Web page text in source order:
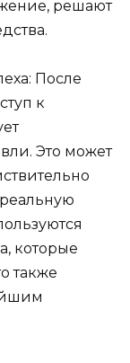
решают
После
к
Это может
которые
также